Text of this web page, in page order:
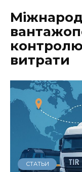
витрати
СТАТЬИ